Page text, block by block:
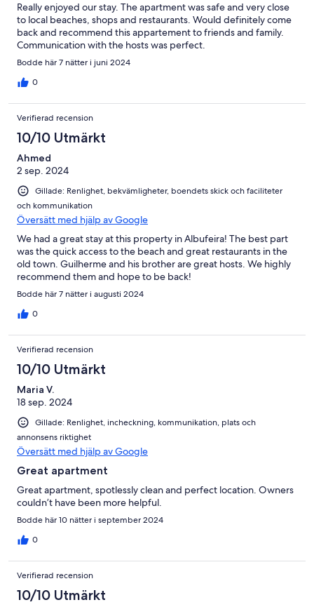
Really enjoyed our stay. The apartment was safe and very close
to local beaches, shops and restaurants. Would definitely come
back and recommend this appartement to friends and family.
Communication with the hosts was perfect.
Bodde här 7 nätter i juni 2024
0
Verifierad recension
10/10 Utmärkt
Ahmed
2 sep. 2024
Gillade: Renlighet, bekvämligheter, boendets skick och faciliteter
och kommunikation
Översätt med hjälp av Google
We had a great stay at this property in Albufeira! The best part
was the quick access to the beach and great restaurants in the
old town. Guilherme and his brother are great hosts. We highly
recommend them and hope to be back!
Bodde här 7 nätter i augusti 2024
0
Verifierad recension
10/10 Utmärkt
Maria V.
18 sep. 2024
Gillade: Renlighet, incheckning, kommunikation, plats och
annonsens riktighet
Översätt med hjälp av Google
Great apartment
Great apartment, spotlessly clean and perfect location. Owners
couldn’t have been more helpful.
Bodde här 10 nätter i september 2024
0
Verifierad recension
10/10 Utmärkt